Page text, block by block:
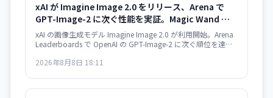
xAI が Imagine Image 2.0 をリリース、Arena で
GPT-Image-2 に次ぐ性能を実証。Magic Wand な
ど高度な編集機能も搭載
xAI の画像生成モデル Imagine Image 2.0 が利用開始。Arena
Leaderboards で OpenAI の GPT-Image-2 に次ぐ順位を達成
ルを備えている。Grok で即利用可能、API は近日提供予定。
2026年8月8日 18:11